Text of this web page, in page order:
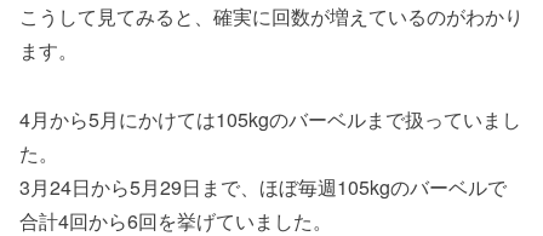
こうして見てみると、確実に回数が増えているのがわかり
ます。
4月から5月にかけては105kgのバーベルまで扱っていまし
た。
3月24日から5月29日まで、ほぼ毎週105kgのバーベルで
合計4回から6回を挙げていました。